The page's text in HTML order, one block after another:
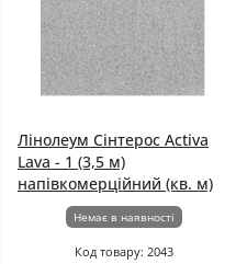
Лінолеум Сінтерос Activa
Lava - 1 (3,5 м)
напівкомерційний (кв. м)
Немає в наявності
Код товару: 2043